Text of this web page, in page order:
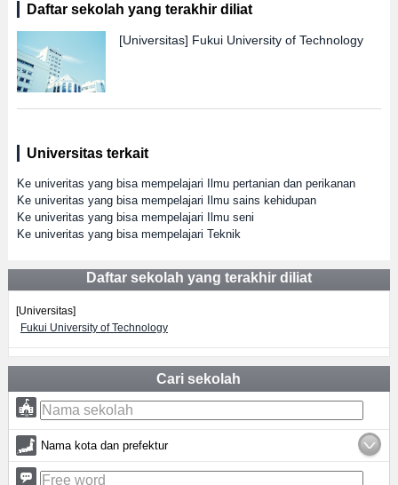
Daftar sekolah yang terakhir diliat
[Universitas] Fukui University of Technology
Universitas terkait
Ke univeritas yang bisa mempelajari Ilmu pertanian dan perikanan
Ke univeritas yang bisa mempelajari Ilmu sains kehidupan
Ke univeritas yang bisa mempelajari Ilmu seni
Ke univeritas yang bisa mempelajari Teknik
Daftar sekolah yang terakhir diliat
[Universitas]
Fukui University of Technology
Cari sekolah
Nama kota dan prefektur